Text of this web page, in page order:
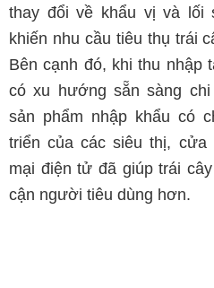
thay đổi về khẩu vị và lối
khiến nhu cầu tiêu thụ trái
Bên cạnh đó, khi thu nhập
có xu hướng sẵn sàng
sản phẩm nhập khẩu có
triển của các siêu thị,
mại điện tử đã giúp trái
cận người tiêu dùng hơn.